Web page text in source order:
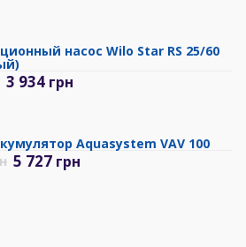
насос Wilo Star RS 25/60
3 934 грн
Aquasystem VAV 100
5 727 грн